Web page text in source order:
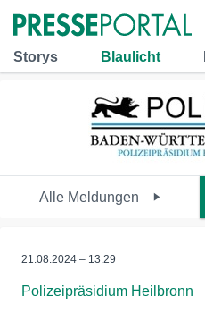
Storys Blaulicht
Alle Meldungen
21.08.2024 – 13:29
Polizeipräsidium Heilbronn